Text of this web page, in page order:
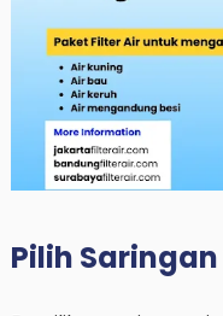
Pilih